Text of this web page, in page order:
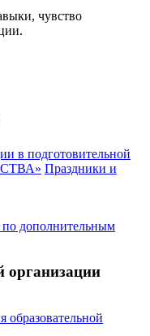
чувство
в подготовительной
Праздники и
по дополнительным
организации
образовательной